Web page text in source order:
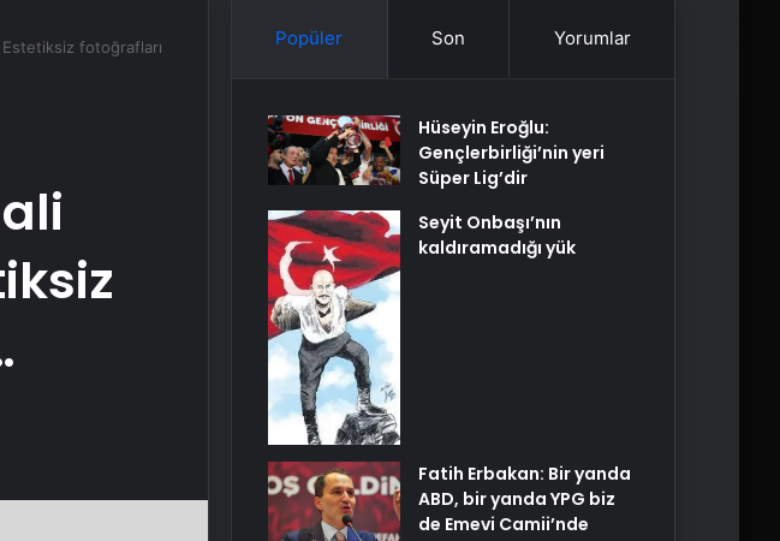
fotoğrafları
Popüler Son Yorumlar
Hüseyin Eroğlu:
Gençlerbirliği’nin yeri
Süper Lig’dir
Seyit Onbaşı’nın
kaldıramadığı yük
Fatih Erbakan: Bir yanda
ABD, bir yanda YPG biz
de Emevi Camii’nde